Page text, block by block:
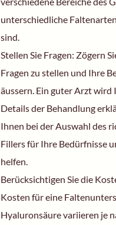
unterschiedliche
sind.
Stellen Sie Fragen: Zögern
Fragen zu stellen und Ihre
äussern. Ein guter Arzt wird
Details der Behandlung
Ihnen bei der Auswahl des
Fillers für Ihre Bedürfnisse
helfen.
Berücksichtigen Sie die
Kosten für eine
Hyaluronsäure variieren je